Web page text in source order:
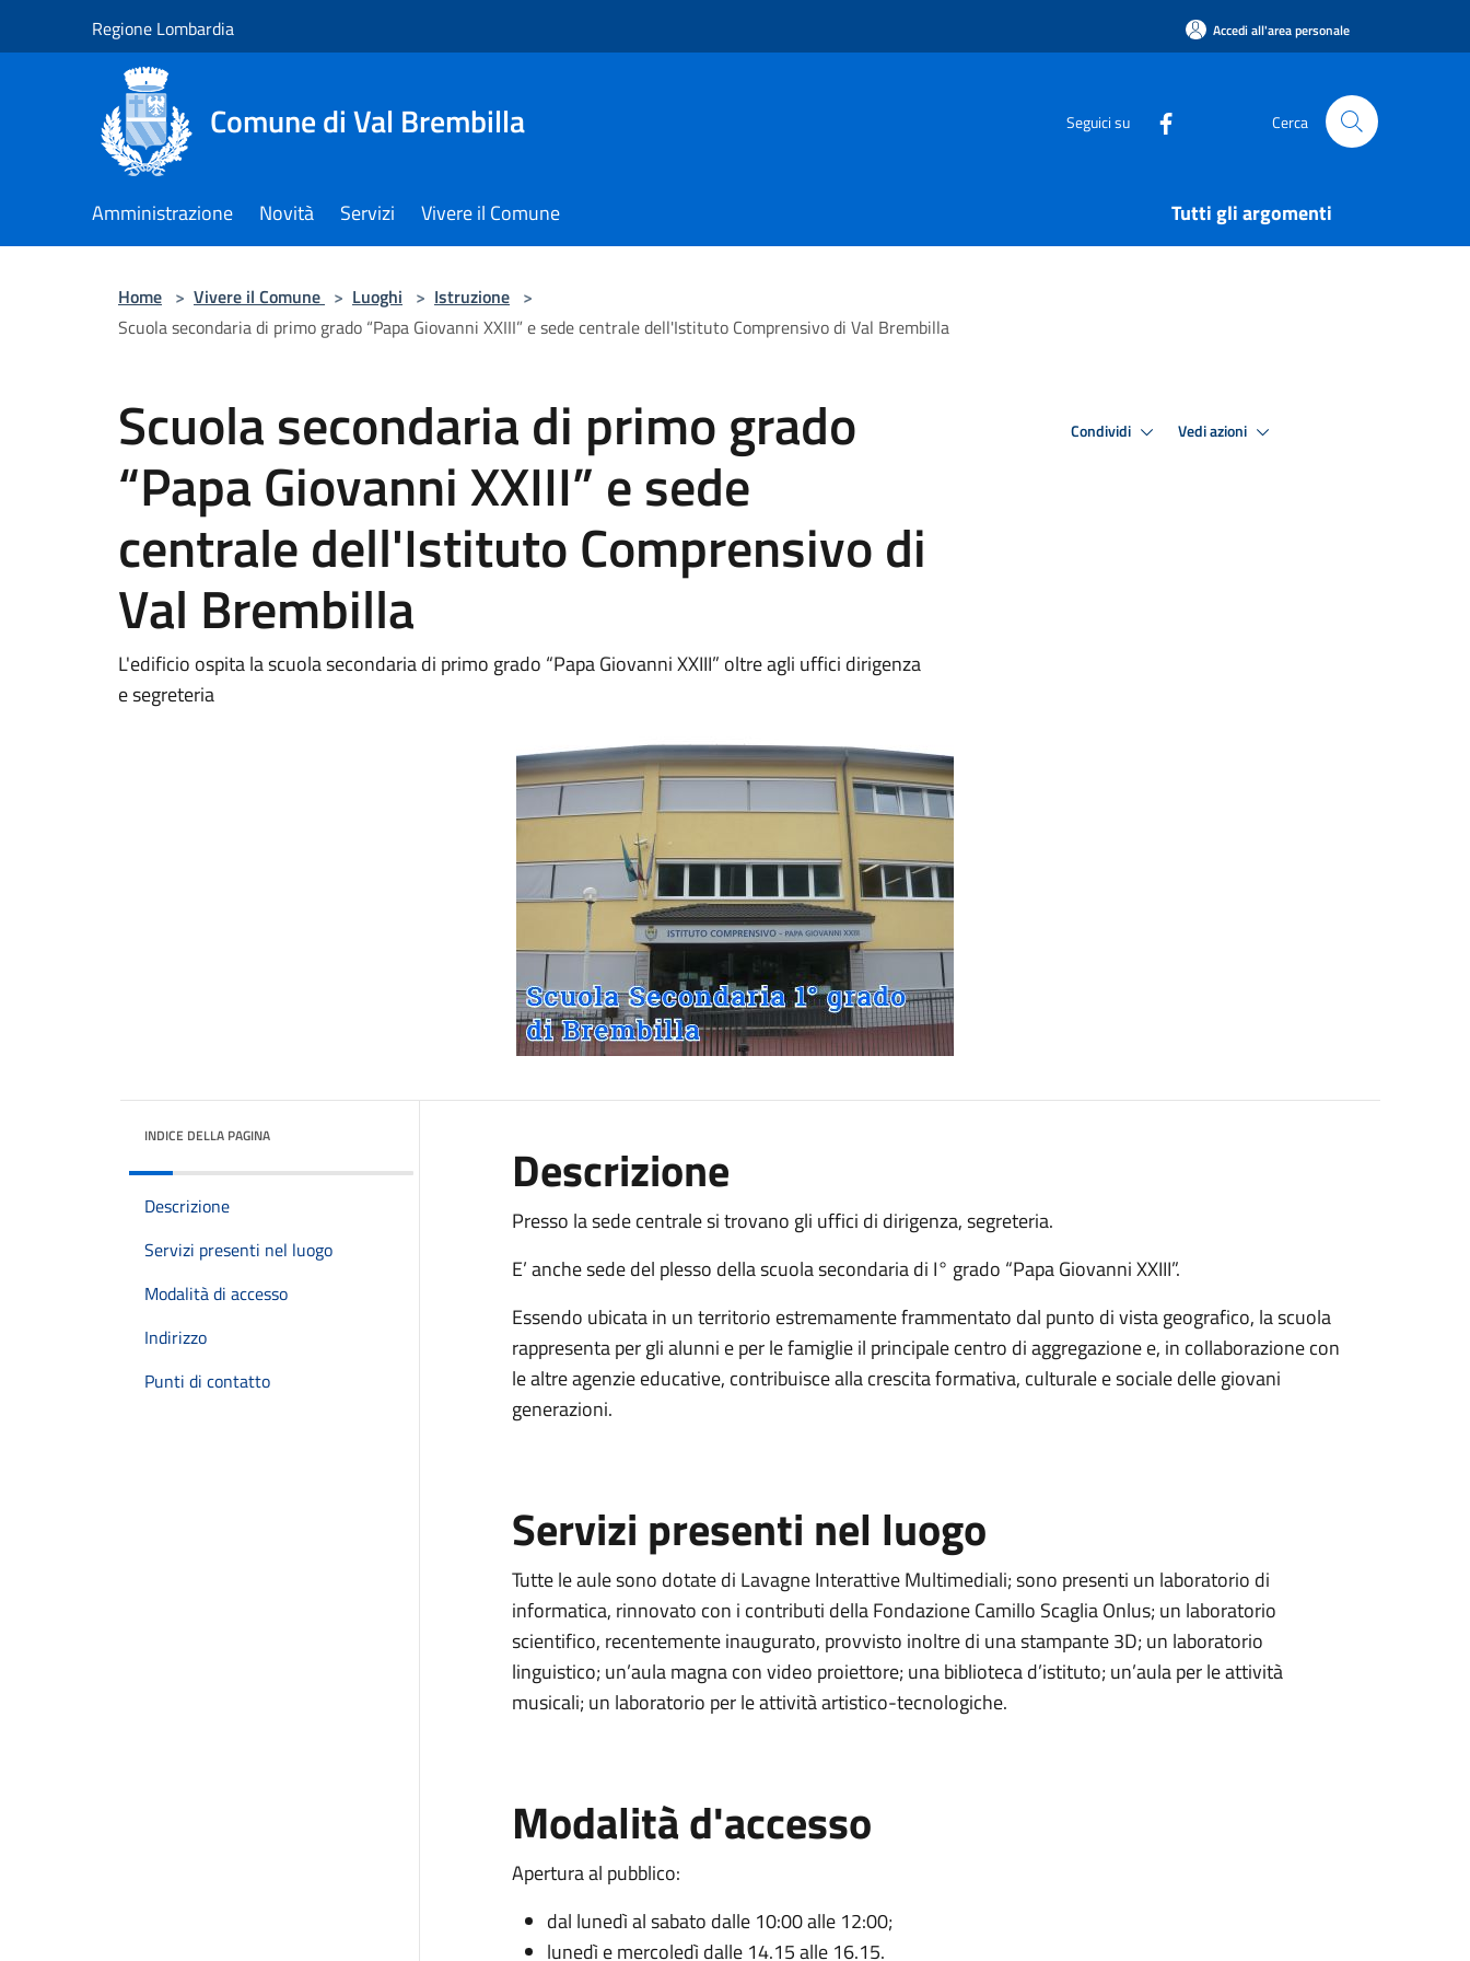
Regione Lombardia Accedi all'area personale
Comune di Val Brembilla Seguici su Cerca
Amministrazione Novità Servizi Vivere il Comune Tutti gli argomenti
Home > Vivere il Comune > Luoghi > Istruzione >
Scuola secondaria di primo grado “Papa Giovanni XXIII” e sede centrale dell'Istituto Comprensivo di Val Brembilla
Scuola secondaria di primo grado
“Papa Giovanni XXIII” e sede
centrale dell'Istituto Comprensivo di
Val Brembilla
L'edificio ospita la scuola secondaria di primo grado “Papa Giovanni XXIII” oltre agli uffici dirigenza
e segreteria
Condividi Vedi azioni
INDICE DELLA PAGINA
Descrizione
Servizi presenti nel luogo
Modalità di accesso
Indirizzo
Punti di contatto
Descrizione
Presso la sede centrale si trovano gli uffici di dirigenza, segreteria.
E’ anche sede del plesso della scuola secondaria di I° grado “Papa Giovanni XXIII”.
Essendo ubicata in un territorio estremamente frammentato dal punto di vista geografico, la scuola
rappresenta per gli alunni e per le famiglie il principale centro di aggregazione e, in collaborazione con
le altre agenzie educative, contribuisce alla crescita formativa, culturale e sociale delle giovani
generazioni.
Servizi presenti nel luogo
Tutte le aule sono dotate di Lavagne Interattive Multimediali; sono presenti un laboratorio di
informatica, rinnovato con i contributi della Fondazione Camillo Scaglia Onlus; un laboratorio
scientifico, recentemente inaugurato, provvisto inoltre di una stampante 3D; un laboratorio
linguistico; un’aula magna con video proiettore; una biblioteca d’istituto; un’aula per le attività
musicali; un laboratorio per le attività artistico-tecnologiche.
Modalità d'accesso
Apertura al pubblico:
dal lunedì al sabato dalle 10:00 alle 12:00;
lunedì e mercoledì dalle 14.15 alle 16.15.